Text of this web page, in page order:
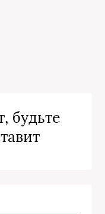
будьте